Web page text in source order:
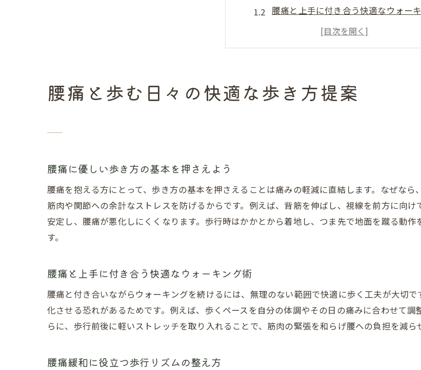
腰痛と上手に付き合う快適なウォー
腰痛緩和に役立つ歩行リズムの整え方
無理せず続く腰痛対策ウォーキング
腰痛予防のための日常的な歩行習慣と
歩くと腰痛が楽になる理由を解説
腰痛が和らぐ歩き方とその根拠
腰痛と歩行運動の意外な関係性
腰痛時に避けたい歩行姿勢の注意点
腰痛を防ぐ正しい重心バランスの保
腰痛中の歩行で注意すべきポイント
腰痛緩和のために避けたい歩き方
腰痛と歩む日々の快適な歩き方提案
腰痛に優しい歩き方の基本を押さえよう
腰痛を抱える方にとって、歩き方の基本を押さえることは痛みの軽減に直結します。なぜなら
筋肉や関節への余計なストレスを防げるからです。例えば、背筋を伸ばし、視線を前方に向
安定し、腰痛が悪化しにくくなります。歩行時はかかとから着地し、つま先で地面を蹴る動
す。
腰痛と上手に付き合う快適なウォーキング術
腰痛と付き合いながらウォーキングを続けるには、無理のない範囲で快適に歩く工夫が大切
化させる恐れがあるためです。例えば、歩くペースを自分の体調やその日の痛みに合わせて
らに、歩行前後に軽いストレッチを取り入れることで、筋肉の緊張を和らげ腰への負担を減ら
腰痛緩和に役立つ歩行リズムの整え方